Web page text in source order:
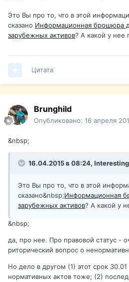
Это Вы про то, что в этой
сказано Информационная брошюра
зарубежных активов? А какой у нее
Цитата
Brunghild
Опубликовано: 16 апреля
&nbsp;
16.04.2015 в 08:24,
Это Вы про то, что в этой
сказано&nbsp;Информационная
зарубежных активов? А какой у
&nbsp;
да, про нее. Про правовой статус -
риторический вопрос о
Но дело в другом (1) этот срок
нормативных актов тоже; (2)